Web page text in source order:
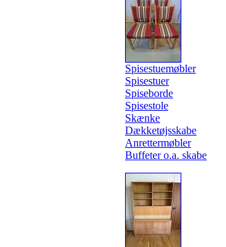
Spisestuemøbler
Spisestuer
Spiseborde
Spisestole
Skænke
Dækketøjsskabe
Anrettermøbler
Buffeter o.a. skabe